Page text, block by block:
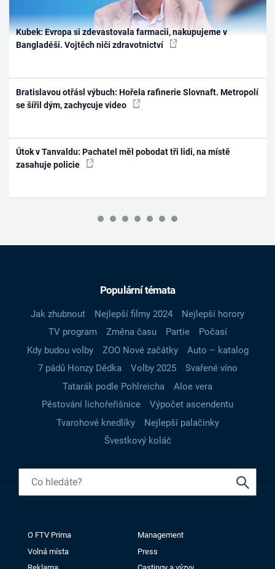
Kubek: Evropa si zdevastovala farmacii, nakupujeme v
Bangladéši. Vojtěch ničí zdravotnictví
Bratislavou otřásl výbuch: Hořela rafinerie Slovnaft. Metropolí
se šířil dým, zachycuje video
Útok v Tanvaldu: Pachatel měl pobodat tři lidi, na místě
zasahuje policie
Populární témata
Jak zhubnout Nejlepší filmy 2024
Nejlepší horory
TV program
Změna času Partie
Počasí
Kdy budou volby
ZOO Nové začátky
Auto – katalog
7 pádů Honzy Dědka
Volby 2025
Svařené víno
Tatarák podle Pohlreicha
Aloe vera
Pěstování lichořeřišnice
Výpočet ascendentu
Tvarohové knedlíky
Nejlepší palačinky
Švestkový koláč
O FTV Prima
Management
Volná místa
Press